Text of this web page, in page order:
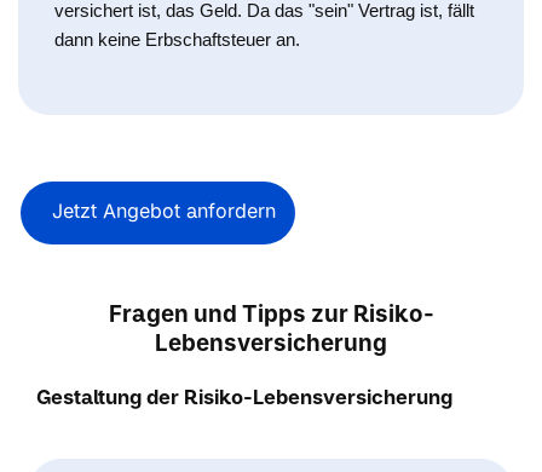
versichert ist, das Geld. Da das "sein" Vertrag ist, fällt
dann keine Erbschaftsteuer an.
Jetzt Angebot anfordern
Fragen und Tipps zur Risiko-
Lebensversicherung
Gestaltung der Risiko-Lebensversicherung